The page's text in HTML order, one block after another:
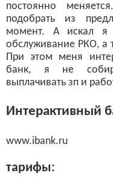
постоянно
подобрать из
момент. А искал я
обслуживание РКО, а
При этом меня
банк, я не
выплачивать зп и
Интерактивный
www.ibank.ru
тарифы: